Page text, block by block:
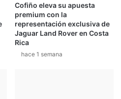
Cofiño eleva su apuesta
premium con la
representación exclusiva de
Jaguar Land Rover en Costa
Rica
hace 1 semana